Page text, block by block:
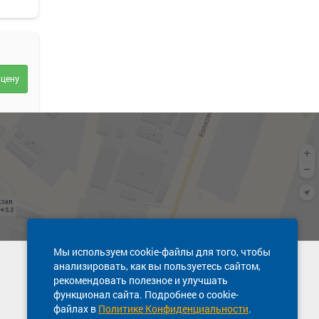
Мы используем cookie-файлы для того, чтобы
анализировать, как вы пользуетесь сайтом,
рекомендовать полезное и улучшать
функционал сайта. Подробнее о cookie-
файлах в Политике Конфиденциальности.
Техническая поддержка сайта
8 800 600-03-38